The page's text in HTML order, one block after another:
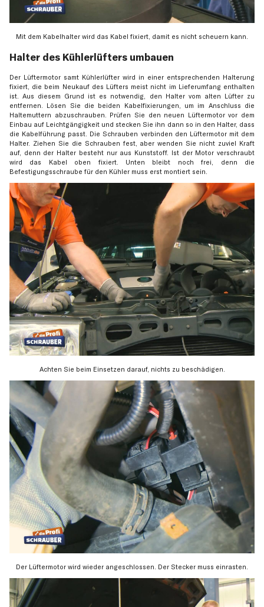
Mit dem Kabelhalter wird das Kabel fixiert, damit es nicht scheuern kann.
Halter des Kühlerlüfters umbauen
Der Lüftermotor samt Kühlerlüfter wird in einer entsprechenden Halterung
fixiert, die beim Neukauf des Lüfters meist nicht im Lieferumfang enthalten
ist. Aus diesem Grund ist es notwendig, den Halter vom alten Lüfter zu
entfernen. Lösen Sie die beiden Kabelfixierungen, um im Anschluss die
Haltemuttern abzuschrauben. Prüfen Sie den neuen Lüftermotor vor dem
Einbau auf Leichtgängigkeit und stecken Sie ihn dann so in den Halter, dass
die Kabelführung passt. Die Schrauben verbinden den Lüftermotor mit dem
Halter. Ziehen Sie die Schrauben fest, aber wenden Sie nicht zuviel Kraft
auf, denn der Halter besteht nur aus Kunststoff. Ist der Motor verschraubt
wird das Kabel oben fixiert. Unten bleibt noch frei, denn die
Befestigungsschraube für den Kühler muss erst montiert sein.
Achten Sie beim Einsetzen darauf, nichts zu beschädigen.
Der Lüftermotor wird wieder angeschlossen. Der Stecker muss einrasten.